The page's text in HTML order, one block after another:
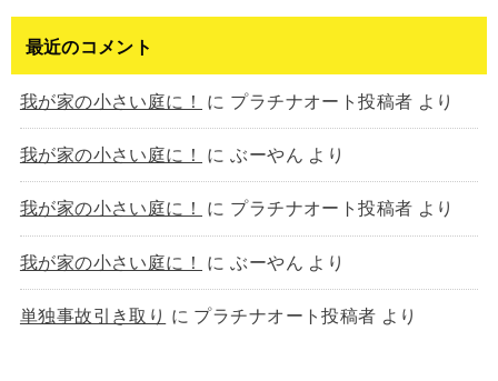
最近のコメント
我が家の小さい庭に！ に プラチナオート投稿者 より
我が家の小さい庭に！ にぶーやん より
我が家の小さい庭に！ に プラチナオート投稿者 より
我が家の小さい庭に！ にぶーやん より
単独事故引き取り に プラチナオート投稿者 より